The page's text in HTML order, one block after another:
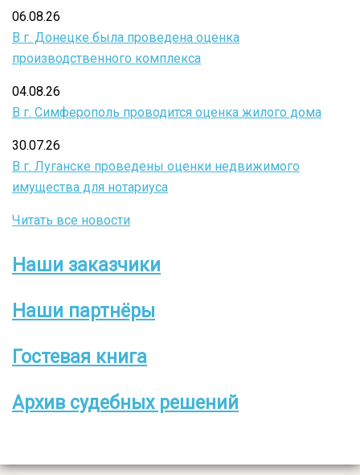
06.08.26
В г. Донецке была проведена оценка
производственного комплекса
04.08.26
В г. Симферополь проводится оценка жилого дома
30.07.26
В г. Луганске проведены оценки недвижимого
имущества для нотариуса
Читать все новости
Боковое
меню
Наши заказчики
Наши партнёры
Гостевая книга
Архив судебных решений